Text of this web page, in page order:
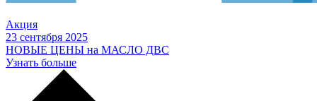
Акция
23 сентября 2025
НОВЫЕ ЦЕНЫ на МАСЛО ДВС
Узнать больше